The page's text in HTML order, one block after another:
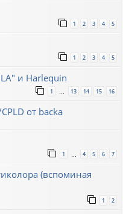
1 2 3 4 5
1 2 3 4 5
и Harlequin
1 … 13 14 15 16
от backa
1 … 4 5 6 7
(вспоминая
1 2